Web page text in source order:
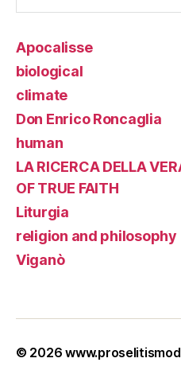
Apocalisse
biological
climate
Don Enrico Roncaglia
human
LA RICERCA DELLA
OF TRUE FAITH
Liturgia
religion and philosophy
Viganò
© 2026